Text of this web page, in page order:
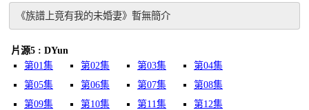
《族譜上竟有我的未婚妻》暫無簡介
片源5 : DYun
第01集
第02集 第03集
第04集
第05集
第06集 第07集
第08集
第09集
第10集 第11集
第12集